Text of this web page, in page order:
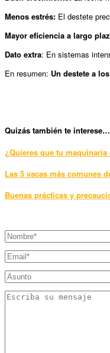
Menos estrés: El destete
Mayor eficiencia a largo
Dato extra: En sistemas
En resumen: Un destete a
Quizás también te interese…
¿Quieres que tu maquinaria
Las 5 vacas más comunes
Buenas prácticas y